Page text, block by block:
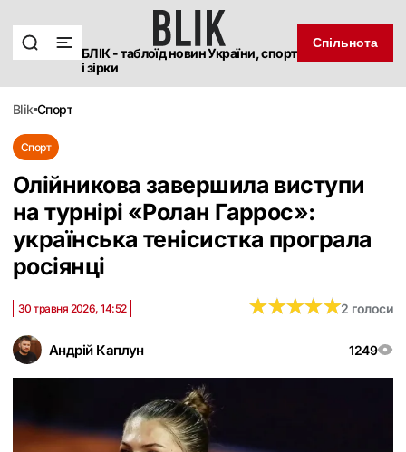
БЛІК - таблоїд новин України, спорт
і зірки
Спільнота
blik спорт
Спорт
Олійникова завершила виступи
на турнірі «Ролан Гаррос»:
українська тенісистка програла
росіянці
Андрій Каплун 1249
30 травня 2026, 14:52 ★★★★★
★★★★★2 голоси